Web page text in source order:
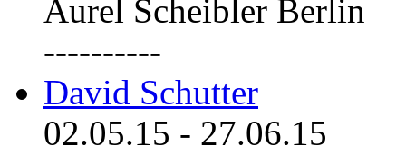
Aurel Scheibler Berlin
----------
David Schutter
02.05.15 - 27.06.15